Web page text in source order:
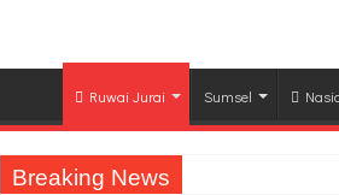
Ruwai Jurai Sumsel
Breaking News